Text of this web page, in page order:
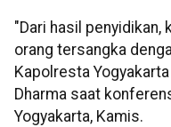
"Dari hasil penyidikan,
orang tersangka
Kapolresta
Dharma saat
Yogyakarta, Kamis.